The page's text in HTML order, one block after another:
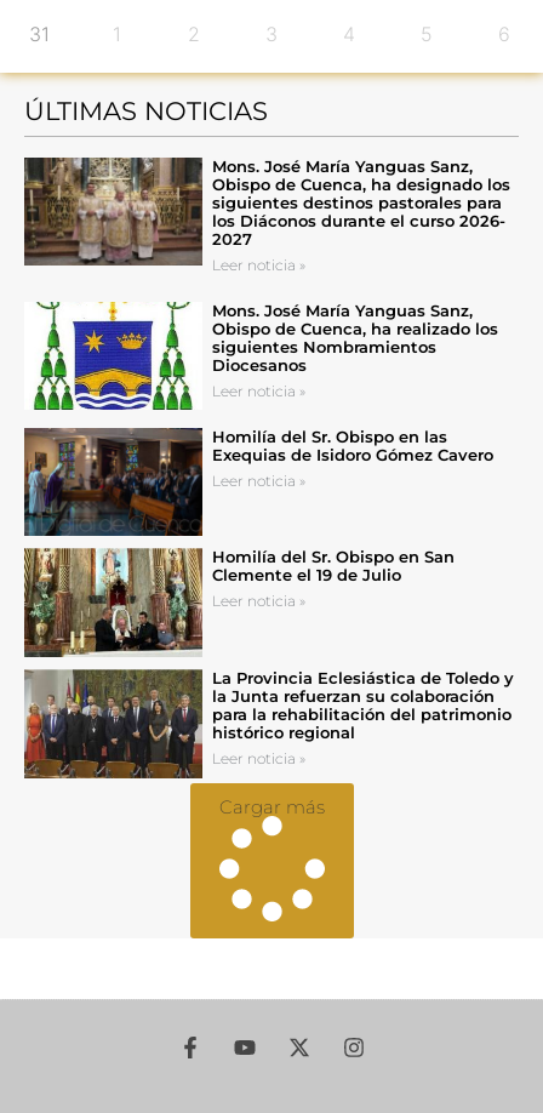
31 1 2 3 4 5 6
ÚLTIMAS NOTICIAS
Mons. José María Yanguas Sanz,
Obispo de Cuenca, ha designado los
siguientes destinos pastorales para
los Diáconos durante el curso 2026-
2027
Leer noticia »
Mons. José María Yanguas Sanz,
Obispo de Cuenca, ha realizado los
siguientes Nombramientos
Diocesanos
Leer noticia »
Homilía del Sr. Obispo en las
Exequias de Isidoro Gómez Cavero
Leer noticia »
Homilía del Sr. Obispo en San
Clemente el 19 de Julio
Leer noticia »
La Provincia Eclesiástica de Toledo y
la Junta refuerzan su colaboración
para la rehabilitación del patrimonio
histórico regional
Leer noticia »
Cargar más